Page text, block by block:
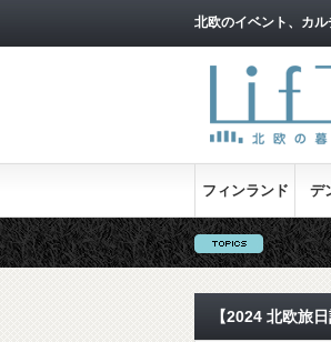
北欧のイベント、カ
フィンランド デ
【2024 北欧旅